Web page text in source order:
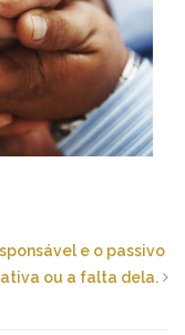
e o passivo
ou a falta dela.